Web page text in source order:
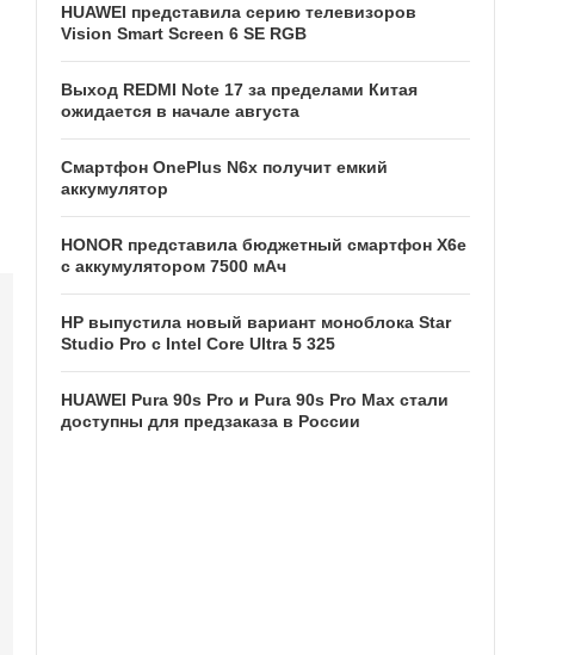
HUAWEI представила серию телевизоров
Vision Smart Screen 6 SE RGB
Выход REDMI Note 17 за пределами Китая
ожидается в начале августа
Смартфон OnePlus N6x получит емкий
аккумулятор
HONOR представила бюджетный смартфон X6e
с аккумулятором 7500 мАч
HP выпустила новый вариант моноблока Star
Studio Pro с Intel Core Ultra 5 325
HUAWEI Pura 90s Pro и Pura 90s Pro Max стали
доступны для предзаказа в России